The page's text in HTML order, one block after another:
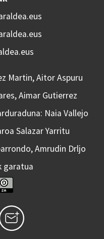
Martin, Aitor Aspuru
Aimar Gutierrez
Naia Vallejo
Salazar Yarritu
Amrudin Drljo
garatua